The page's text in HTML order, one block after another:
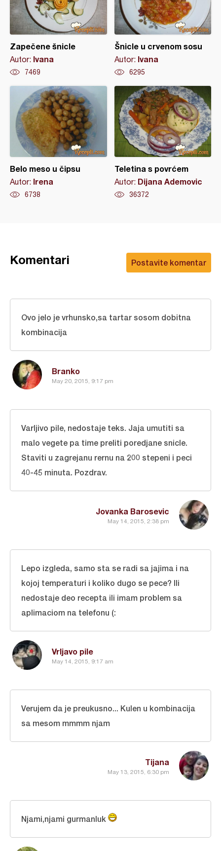
Zapečene šnicle
Autor: Ivana
7469
Šnicle u crvenom sosu
Autor: Ivana
6295
Belo meso u čipsu
Autor: Irena
6738
Teletina s povrćem
Autor: Dijana Ademovic
36372
Postavite komentar
Komentari
Branko
May 20, 2015, 9:17 pm
Ovo jelo je vrhunsko,sa tartar sosom dobitna
kombinacija
Jovanka Barosevic
May 14, 2015, 2:38 pm
Varljivo pile, nedostaje teks. Jaja umutiti sa
malo vegete pa time preliti poredjane snicle.
Staviti u zagrejanu rernu na 200 stepeni i peci
40-45 minuta. Pozdrav.
Vrljavo pile
May 14, 2015, 9:17 am
Lepo izgleda, samo sta se radi sa jajima i na
kojoj temperaturi i koliko dugo se pece? Ili
nedostaje deo recepta ili imam problem sa
aplimaciom na telefonu (:
Tijana
May 13, 2015, 6:30 pm
Verujem da je preukusno... Kulen u kombinacija
sa mesom mmmm njam
Njami,njami gurmanluk